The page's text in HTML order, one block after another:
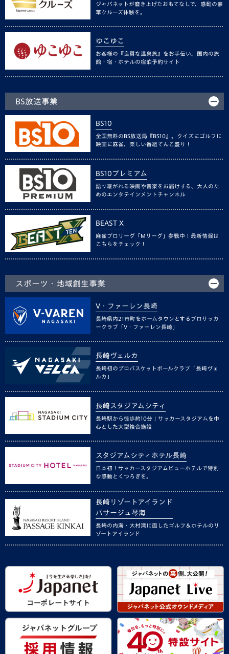
ジャパネットが磨き上げたおもてなしで、感動の豪
華クルーズ体験を。
ゆこゆこ
お客様の『良質な温泉旅』をお手伝い。国内の旅
館・宿・ホテルの宿泊予約サイト
BS放送事業
BS10
全国無料のBS放送局『BS10』。クイズにゴルフに
映画に麻雀、楽しい番組てんこ盛り！
BS10プレミアム
語り継がれる映画や音楽をお届けする、大人のた
めのエンタテインメントチャンネル
BEAST X
麻雀プロリーグ「Mリーグ」参戦中！最新情報は
こちらをチェック！
スポーツ・地域創生事業
V・ファーレン長崎
長崎県内21市町をホームタウンとするプロサッカ
ークラブ「V・ファーレン長崎」
長崎ヴェルカ
長崎初のプロバスケットボールクラブ「長崎ヴェ
ルカ」
長崎スタジアムシティ
長崎駅から徒歩約10分！サッカースタジアムを中
心とした大型複合施設
スタジアムシティホテル長崎
日本初！サッカースタジアムビューホテルで特別
な感動とくつろぎを。
長崎リゾートアイランド
パサージュ琴海
長崎の内海・大村湾に面したゴルフ＆ホテルのリ
ゾートアイランド